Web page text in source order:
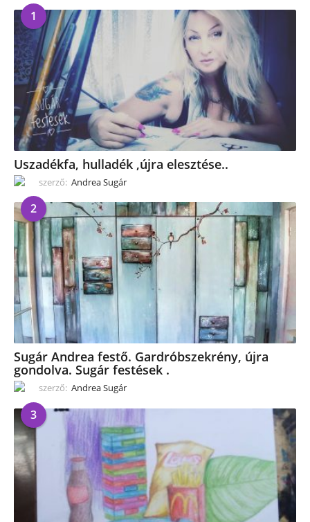
1
Uszadékfa, hulladék ,újra elesztése..
szerző: Andrea Sugár
2
Sugár Andrea festő. Gardróbszekrény, újra
gondolva. Sugár festések .
szerző: Andrea Sugár
3